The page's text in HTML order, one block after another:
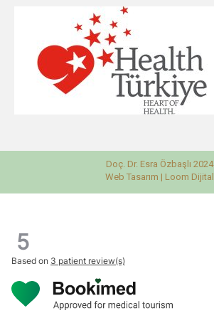
Doç. Dr. Esra Özbaşlı 2024
Web Tasarım | Loom Dijital
5
Based on 3 patient review(s)